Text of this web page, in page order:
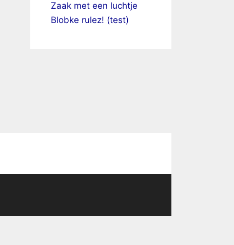
Zaak met een luchtje
Blobke rulez! (test)